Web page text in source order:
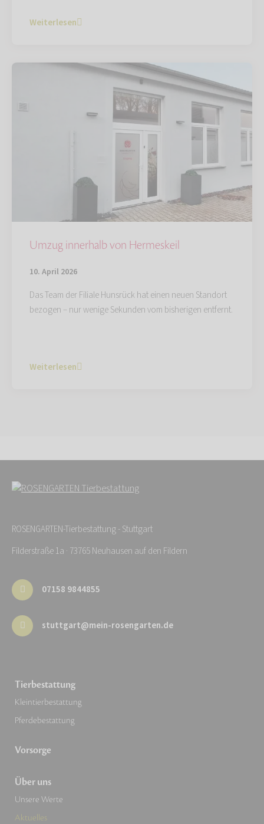
Weiterlesen
Umzug innerhalb von Hermeskeil
10. April 2026
Das Team der Filiale Hunsrück hat einen neuen Standort
bezogen – nur wenige Sekunden vom bisherigen entfernt.
Weiterlesen
ROSENGARTEN-Tierbestattung - Stuttgart
Filderstraße 1a · 73765 Neuhausen auf den Fildern
07158 9844855
stuttgart@mein-rosengarten.de
Tierbestattung
Kleintierbestattung
Pferdebestattung
Vorsorge
Über uns
Unsere Werte
Aktuelles